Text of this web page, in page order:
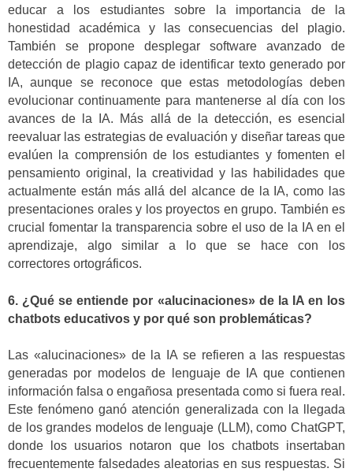
educar a los estudiantes sobre la importancia de la
honestidad académica y las consecuencias del plagio.
También se propone desplegar software avanzado de
detección de plagio capaz de identificar texto generado por
IA, aunque se reconoce que estas metodologías deben
evolucionar continuamente para mantenerse al día con los
avances de la IA. Más allá de la detección, es esencial
reevaluar las estrategias de evaluación y diseñar tareas que
evalúen la comprensión de los estudiantes y fomenten el
pensamiento original, la creatividad y las habilidades que
actualmente están más allá del alcance de la IA, como las
presentaciones orales y los proyectos en grupo. También es
crucial fomentar la transparencia sobre el uso de la IA en el
aprendizaje, algo similar a lo que se hace con los
correctores ortográficos.
6. ¿Qué se entiende por «alucinaciones» de la IA en los
chatbots educativos y por qué son problemáticas?
Las «alucinaciones» de la IA se refieren a las respuestas
generadas por modelos de lenguaje de IA que contienen
información falsa o engañosa presentada como si fuera real.
Este fenómeno ganó atención generalizada con la llegada
de los grandes modelos de lenguaje (LLM), como ChatGPT,
donde los usuarios notaron que los chatbots insertaban
frecuentemente falsedades aleatorias en sus respuestas. Si